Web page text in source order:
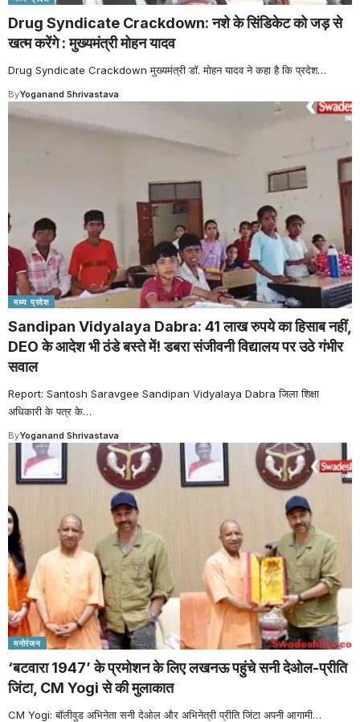
Drug Syndicate Crackdown: नशे के सिंडिकेट को जड़ से
खत्म करेंगे : मुख्यमंत्री मोहन यादव
Drug Syndicate Crackdown मुख्यमंत्री डॉ. मोहन यादव ने कहा है कि प्रदेश…
ByYoganand Shrivastava
मध्य प्रदेश
Sandipan Vidyalaya Dabra: 41 लाख रुपये का हिसाब नहीं,
DEO के आदेश भी ठंडे बस्ते में! डबरा संजीवनी विद्यालय पर उठे गंभीर
सवाल
Report: Santosh Saravgee Sandipan Vidyalaya Dabra जिला शिक्षा
अधिकारी के पत्र के…
ByYoganand Shrivastava
मनोरंजन
‘बटवारा 1947’ के प्रमोशन के लिए लखनऊ पहुंचे सनी देओल-प्र‍ीति
जिंटा, CM Yogi से की मुलाकात
CM Yogi: बॉलीवुड अभिनेता सनी देओल और अभिनेत्री प्रीति जिंटा अपनी आगामी…